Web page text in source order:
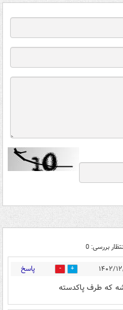
بررسی: 0
16 پاسخ
که طرف پاکدسته